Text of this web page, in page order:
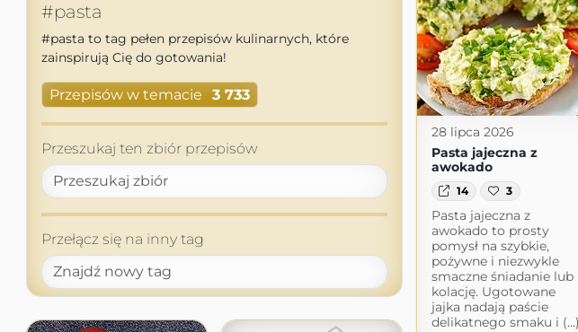
#pasta
#pasta to tag pełen przepisów kulinarnych, które
zainspirują Cię do gotowania!
Przepisów w temacie 3 733
Przeszukaj ten zbiór przepisów
Przełącz się na inny tag
28 lipca 2026
Pasta jajeczna z
awokado
14 3
Pasta jajeczna z
awokado to prosty
pomysł na szybkie,
pożywne i niezwykle
smaczne śniadanie lub
kolację. Ugotowane
jajka nadają paście
delikatnego smaku i (...)